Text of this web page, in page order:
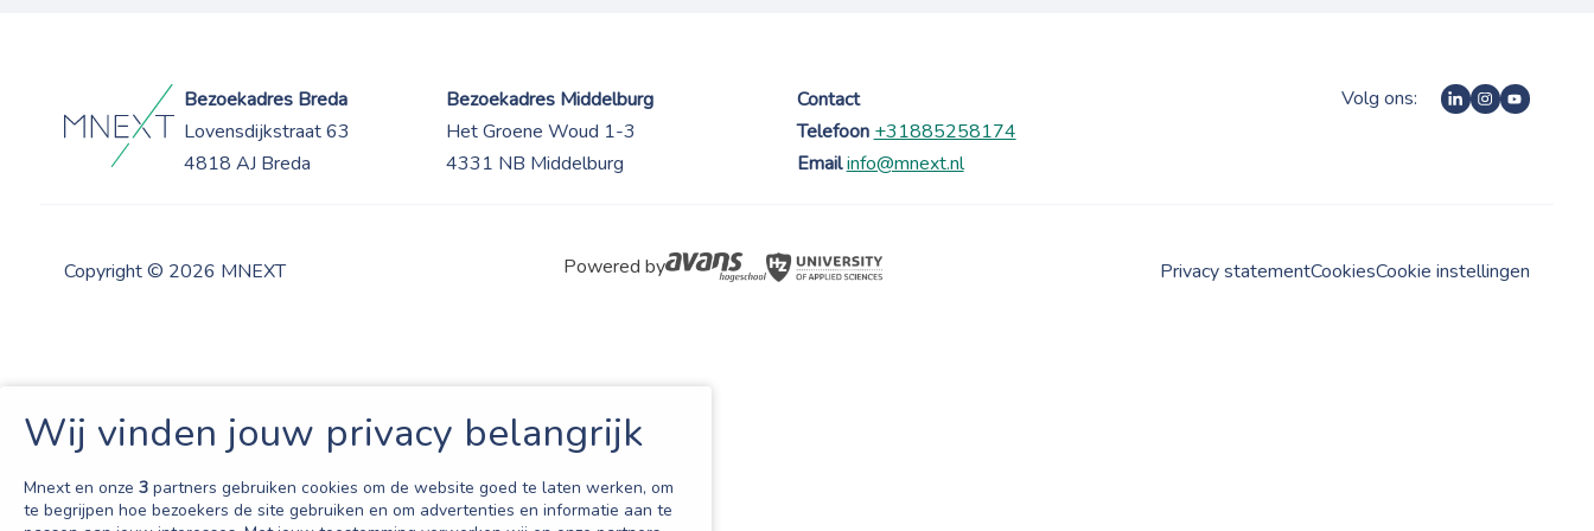
Bezoekadres Breda Bezoekadres Middelburg
Contact
Lovensdijkstraat 63
Het Groene Woud 1-3 Telefoon +31885258174
4818 AJ Breda
4331 NB Middelburg Email info@mnext.nl
Volg ons:
Copyright © 2026 MNEXT Powered by Privacy statementCookiesCookie instellingen
Wij vinden jouw privacy belangrijk
Mnext en onze 3 partners gebruiken cookies om de website goed te laten werken, om
te begrijpen hoe bezoekers de site gebruiken en om advertenties en informatie aan te